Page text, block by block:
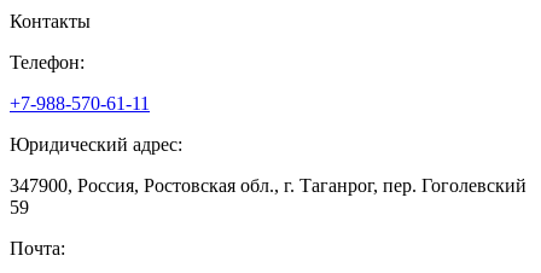
Контакты
Телефон:
+7-988-570-61-11
Юридический адрес:
347900, Россия, Ростовская обл., г. Таганрог, пер. Гоголевский
59
Почта: